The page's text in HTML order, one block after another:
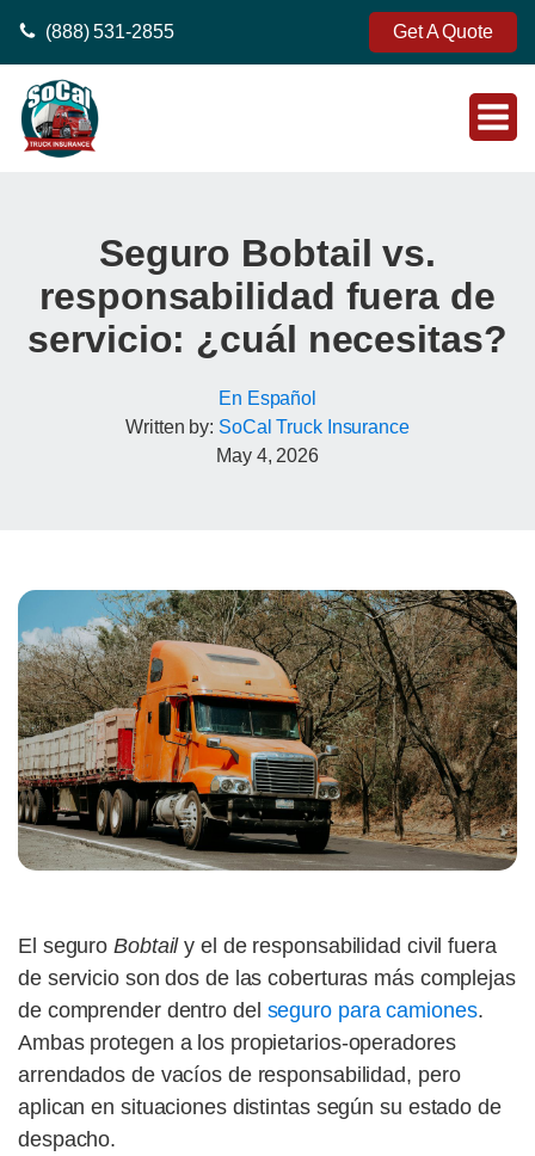
(888) 531-2855 Get A Quote
Seguro Bobtail vs.
responsabilidad fuera de
servicio: ¿cuál necesitas?
En Español
Written by: SoCal Truck Insurance
May 4, 2026
El seguro Bobtaily el de responsabilidad civil fuera
de servicio son dos de las coberturas más complejas
de comprender dentro del seguro para camiones.
Ambas protegen a los propietarios-operadores
arrendados de vacíos de responsabilidad, pero
aplican en situaciones distintas según su estado de
despacho.